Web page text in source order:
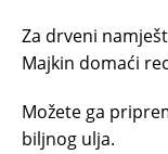
Za drveni
Majkin domaći
Možete ga
biljnog ulja.